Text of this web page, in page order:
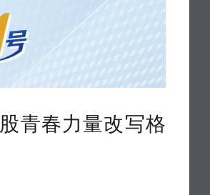
青春力量改写格